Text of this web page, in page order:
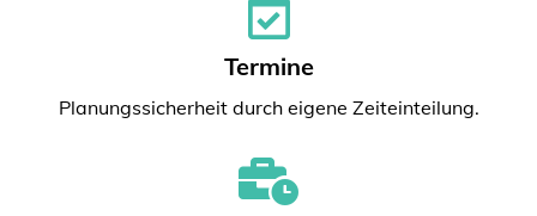
Termine
Planungssicherheit durch eigene Zeiteinteilung.